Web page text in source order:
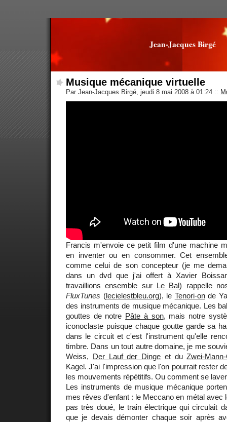
Jean-Jacques Birgé
Musique mécanique virtuelle
Par Jean-Jacques Birgé, jeudi 8 mai 2008 à 01:24 ::
Francis m'envoie ce petit film d'une machine
en inventer ou en consommer. Cet
comme celui de son concepteur (je me
dans un dvd que j'ai offert à Xavier
travaillions ensemble sur Le Bal) rappelle
FluxTunes (lecielestbleu.org), le Tenori-onde
des instruments de musique mécanique. Les
gouttes de notre Pâte à son, mais notre
iconoclaste puisque chaque goutte garde sa
dans le circuit et c'est l'instrument qu'elle
timbre. Dans un tout autre domaine, je me
Weiss, Der Lauf der Dinge et duZwei-
Kagel. J'ai l'impression que l'on pourrait rester
les mouvements répétitifs. Ou comment se
Les instruments de musique mécanique
mes rêves d'enfant : le Meccano en métal avec
pas très doué, le train électrique qui circulait
que je devais démonter chaque soir après